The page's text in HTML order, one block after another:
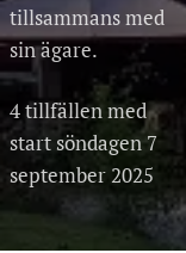
tillsammans med
sin ägare.
4 tillfällen med
start söndagen 7
september 2025